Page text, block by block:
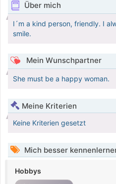
Über mich
I´m a kind person, friendly. I
smile.
Mein Wunschpartner
She must be a happy woman.
Meine Kriterien
Keine Kriterien gesetzt
Mich besser
Hobbys